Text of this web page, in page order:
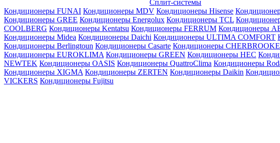
Сплит-системы
Кондиционеры FUNAI Кондиционеры MDV Кондиционеры Hisense
Кондиционеры GREE Кондиционеры Energolux Кондиционеры TCL
СOOLBERG Кондиционеры Kentatsu Кондиционеры FERRUM Кондиционеры
Кондиционеры Midea Кондиционеры Daichi Кондиционеры ULTIMA COMFORT
Кондиционеры Berlingtoun Кондиционеры Casarte Кондиционеры CHERBROOKE
Кондиционеры EUROKLIMA Кондиционеры GREEN Кондиционеры HEC
NEWTEK Кондиционеры OASIS Кондиционеры QuattroClima Кондиционеры
Кондиционеры XIGMA Кондиционеры ZERTEN Кондиционеры Daikin
VICKERS Кондиционеры Fujitsu